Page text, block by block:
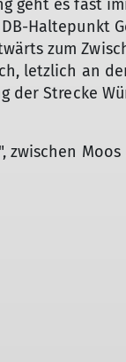
geht es fast
Haltepunkt
zum
letzlich an
der Strecke
zwischen